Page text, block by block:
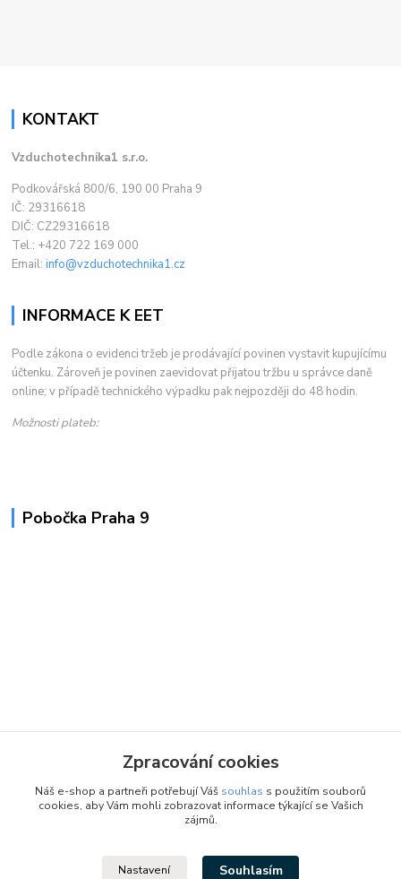
KONTAKT
Vzduchotechnika1 s.r.o.
Podkovářská 800/6, 190 00 Praha 9
IČ: 29316618
DIČ: CZ29316618
Tel.: +420 722 169 000
Email:info@vzduchotechnika1.cz
INFORMACE K EET
Podle zákona o evidenci tržeb je prodávající povinen vystavit kupujícímu
účtenku. Zároveň je povinen zaevidovat přijatou tržbu u správce daně
online; v případě technického výpadku pak nejpozději do 48 hodin.
Možnosti plateb:
Pobočka Praha 9
Zpracování cookies
Náš e-shop a partneři potřebují Váš souhlas s použitím souborů
cookies, aby Vám mohli zobrazovat informace týkající se Vašich
zájmů.
Nastavení Souhlasím